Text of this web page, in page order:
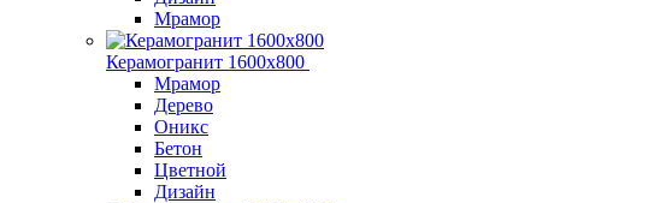
Мрамор
Керамогранит 1600х800
Мрамор
Дерево
Оникс
Бетон
Цветной
Дизайн